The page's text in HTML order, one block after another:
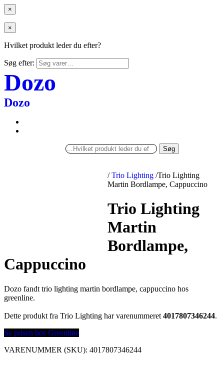
×
×
Hvilket produkt leder du efter?
Søg efter:
Dozo
Dozo
Søg
/ Trio Lighting /Trio Lighting
Martin Bordlampe, Cappuccino
Trio Lighting
Martin
Bordlampe,
Cappuccino
Dozo fandt trio lighting martin bordlampe, cappuccino hos
greenline.
Dette produkt fra Trio Lighting har varenummeret 4017807346244.
Se prisen hos Greenline
VARENUMMER (SKU): 4017807346244